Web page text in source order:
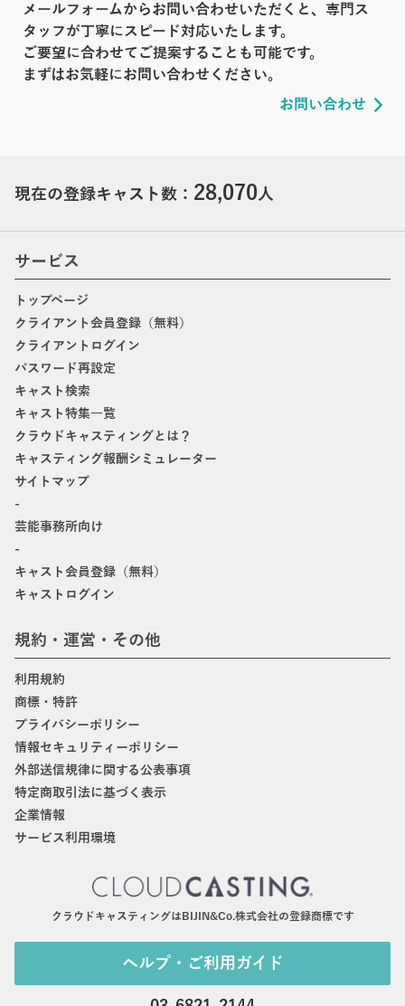
メールフォームからお問い合わせいただくと、専門ス
タッフが丁寧にスピード対応いたします。
ご要望に合わせてご提案することも可能です。
まずはお気軽にお問い合わせください。
お問い合わせ
現在の登録キャスト数： 28,070人
サービス
トップページ
クライアント会員登録（無料）
クライアントログイン
パスワード再設定
キャスト検索
キャスト特集一覧
クラウドキャスティングとは？
キャスティング報酬シミュレーター
サイトマップ
-
芸能事務所向け
-
キャスト会員登録（無料）
キャストログイン
規約・運営・その他
利用規約
商標・特許
プライバシーポリシー
情報セキュリティーポリシー
外部送信規律に関する公表事項
特定商取引法に基づく表示
企業情報
サービス利用環境
クラウドキャスティングはBIJIN&Co.株式会社の登録商標です
ヘルプ・ご利用ガイド